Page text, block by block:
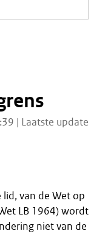
| Laatste update
lid, van de Wet op
LB 1964) wordt
niet van de